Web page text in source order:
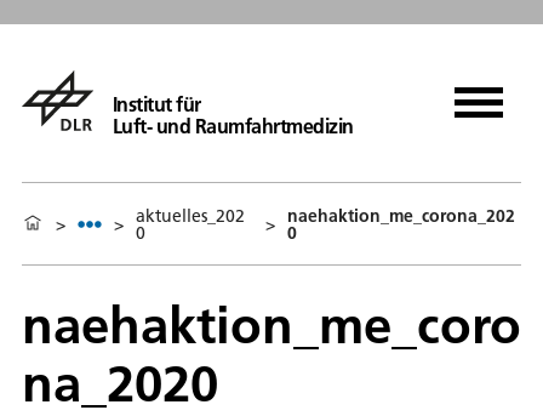
Institut für
Luft- und Raumfahrtmedizin
> > aktuelles_202
0 > naehaktion_me_corona_202
0
naehaktion_me_coro
na_2020